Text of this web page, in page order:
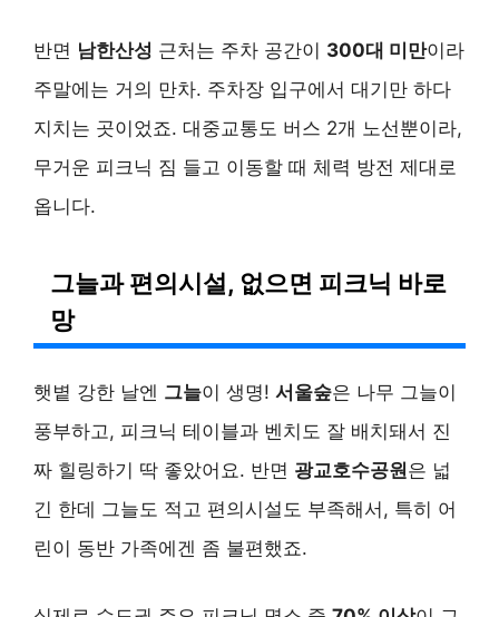
반면 남한산성 근처는 주차 공간이 300대 미만이라
주말에는 거의 만차. 주차장 입구에서 대기만 하다
지치는 곳이었죠. 대중교통도 버스 2개 노선뿐이라,
무거운 피크닉 짐 들고 이동할 때 체력 방전 제대로
옵니다.
그늘과 편의시설, 없으면 피크닉 바로
망
햇볕 강한 날엔 그늘이 생명! 서울숲은 나무 그늘이
풍부하고, 피크닉 테이블과 벤치도 잘 배치돼서 진
짜 힐링하기 딱 좋았어요. 반면 광교호수공원은 넓
긴 한데 그늘도 적고 편의시설도 부족해서, 특히 어
린이 동반 가족에겐 좀 불편했죠.